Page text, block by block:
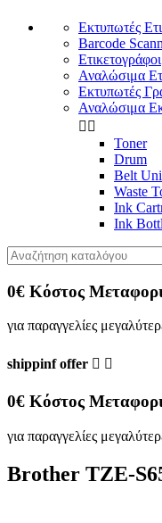
Εκτυπωτές
Barcode
Ετικετογράφοι
Αναλώσιμα
Εκτυπωτές
Αναλώσιμα
 
Toner
Drum
Belt
Waste
Ink
Ink
0€ Κόστος
για παραγγελίες
shippinf offer  
0€ Κόστος
για παραγγελίες
Brother TZE-